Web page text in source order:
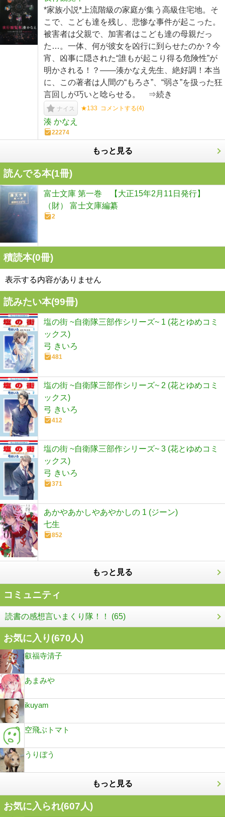
*家族小説*上流階級の家庭が集う高級住宅地。そ
こで、こども達を残し、悲惨な事件が起こった。
被害者は父親で、加害者はこども達の母親だっ
た…。一体、何が彼女を凶行に到らせたのか？今
宵、凶事に隠された“誰もが起こり得る危険性”が
明かされる！？――湊かなえ先生、絶好調！本当
に、この著者は人間の“もろさ”、“弱さ”を扱った狂
言回しが巧いと唸らせる。 ⇒続き
ナイス ★133 コメントする(4)
湊 かなえ
22274
もっと見る
読んでる本(1冊)
富士文庫 第一巻 【大正15年2月11日発行】
（財） 富士文庫編纂
2
積読本(0冊)
表示する内容がありません
読みたい本(99冊)
塩の街 ~自衛隊三部作シリーズ~ 1 (花とゆめコミ
ックス)
弓 きいろ
481
塩の街 ~自衛隊三部作シリーズ~ 2 (花とゆめコミ
ックス)
弓 きいろ
412
塩の街 ~自衛隊三部作シリーズ~ 3 (花とゆめコミ
ックス)
弓 きいろ
371
あかやあかしやあやかしの 1 (ジーン)
七生
852
もっと見る
コミュニティ
読書の感想言いまくり隊！！ (65)
お気に入り(670人)
叡福寺清子
あまみや
ikuyam
空飛ぶトマト
うりぼう
もっと見る
お気に入られ(607人)